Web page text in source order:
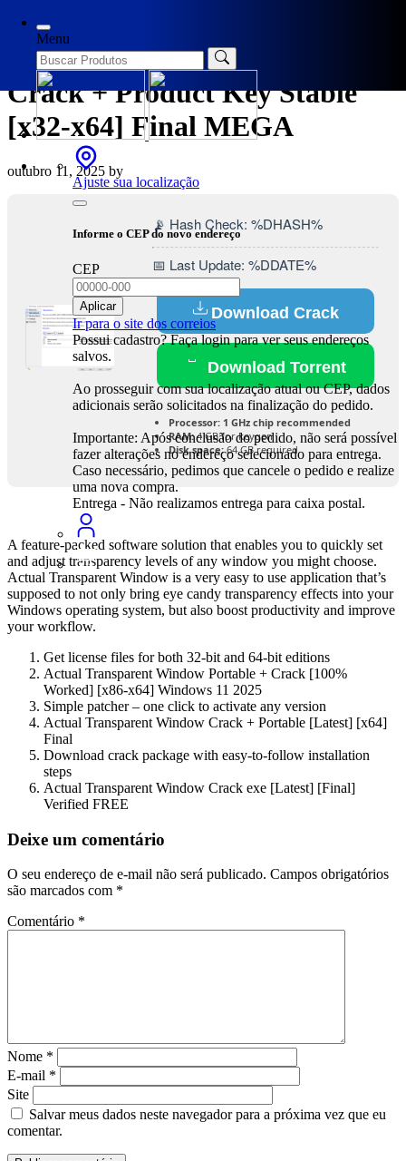
Menu
Ajuste sua localização
Informe o CEP do novo endereço
CEP
Aplicar
Ir para o site dos correios
Possui cadastro? Faça login para ver seus endereços
salvos.
Ao prosseguir com sua localização atual ou CEP, dados
adicionais serão solicitados na finalização do pedido.
Importante: Após conclusão do pedido, não será possível
fazer alterações no endereço selecionado para entrega.
Caso necessário, pedimos que cancele o pedido e realize
uma nova compra.
Entrega - Não realizamos entrega para caixa postal.
Actual Transparent Window
Crack + Product Key Stable
[x32-x64] Final MEGA
outubro 11, 2025 by
📡 Hash Check: %DHASH%
📅 Last Update: %DDATE%
Download Crack
Download Torrent
Processor: 1 GHz chip recommended
RAM:4 GB for keygen
Disk space:64 GB required
A feature-packed software solution that enables you to quickly set
and adjust transparency levels of any window you might choose.
Actual Transparent Window is a very easy to use application that’s
supposed to not only bring eye candy transparency effects into your
Windows operating system, but also boost productivity and improve
your workflow.
Get license files for both 32-bit and 64-bit editions
Actual Transparent Window Portable + Crack [100%
Worked] [x86-x64] Windows 11 2025
Simple patcher – one click to activate any version
Actual Transparent Window Crack + Portable [Latest] [x64]
Final
Download crack package with easy-to-follow installation
steps
Actual Transparent Window Crack exe [Latest] [Final]
Verified FREE
Deixe um comentário
O seu endereço de e-mail não será publicado. Campos obrigatórios
são marcados com *
Comentário *
Nome *
E-mail *
Site
Salvar meus dados neste navegador para a próxima vez que eu
comentar.